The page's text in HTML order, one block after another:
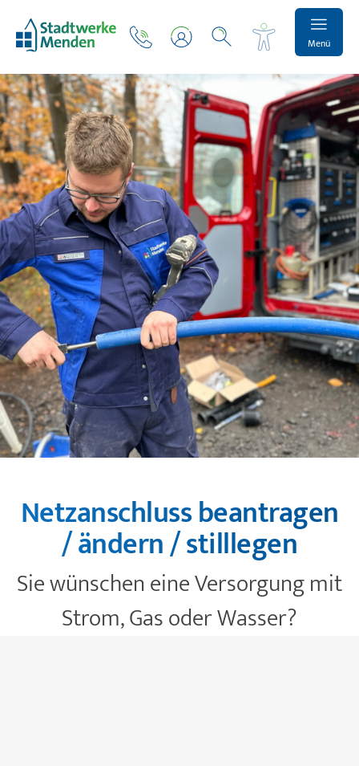
Menü
Netzanschluss beantragen
/ ändern / stilllegen
Sie wünschen eine Versorgung mit
Strom, Gas oder Wasser?
Schrift vergrößern
Schrift verkleinern
Wortabstand vergrößern
Wortabstand verkleinern
Zeilenabstand vergrößern
Zeilenabstand verkleinern
Graustufen
Großer Mauszeiger
Links unterstreichen
Animationen ausschalten